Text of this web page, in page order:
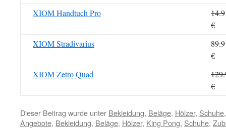
XIOM Handtuch Pro
14.9
€
XIOM Stradivarius
89.9
€
XIOM Zetro Quad
€
Dieser Beitrag wurde unter Bekleidung, Beläge, Hölzer, Schuhe
Angebote, Bekleidung, Beläge, Hölzer, King Pong, Schuhe,